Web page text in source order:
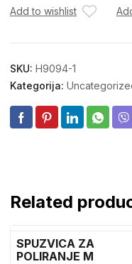
Add to wishlist
SKU: H9094-1
Kategorija:
Related
SPUZVICA ZA
POLIRANJE M